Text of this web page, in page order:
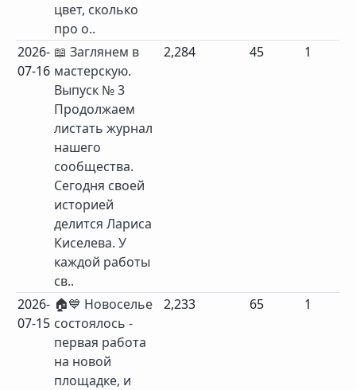
цвет, сколько
про о..
2026-
07-16
📖 Заглянем в
мастерскую.
Выпуск № 3
Продолжаем
листать журнал
нашего
сообщества.
Сегодня своей
историей
делится Лариса
Киселева. У
каждой работы
св..
2,284 45 1
2026-
07-15
🏠💙 Новоселье
состоялось -
первая работа
на новой
площадке, и
2,233 65 1